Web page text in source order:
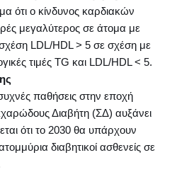
ότι ο κίνδυνος καρδιακών
μεγαλύτερος σε άτομα με
LDL/HDL > 5 σε σχέση με
τιμές TG και LDL/HDL < 5.
παθήσεις στην εποχή
Διαβήτη (ΣΔ) αυξάνει
ότι το 2030 θα υπάρχουν
διαβητικοί ασθενείς σε